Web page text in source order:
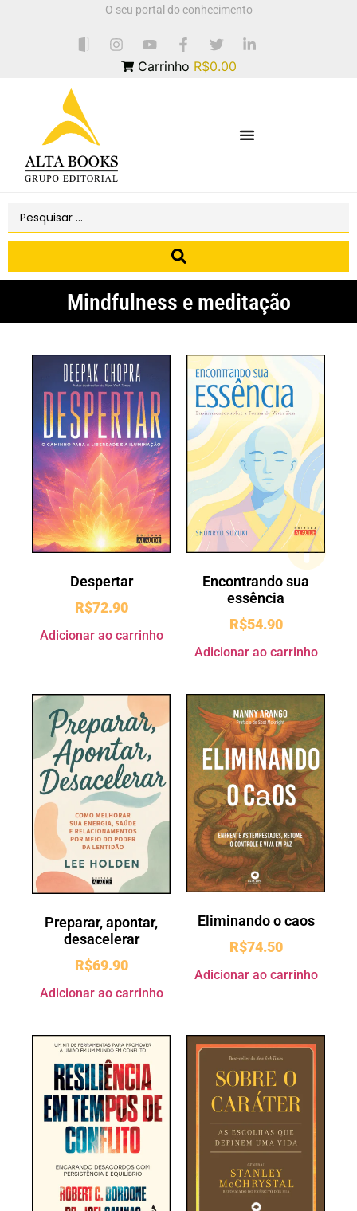
O seu portal do conhecimento
Carrinho R$0.00
Mindfulness e meditação
Despertar
R$72.90
Adicionar ao carrinho
Encontrando sua
essência
R$54.90
Adicionar ao carrinho
Preparar, apontar,
desacelerar
R$69.90
Adicionar ao carrinho
Eliminando o caos
R$74.50
Adicionar ao carrinho